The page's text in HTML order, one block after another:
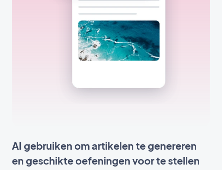
AI gebruiken om artikelen te genereren
en geschikte oefeningen voor te stellen